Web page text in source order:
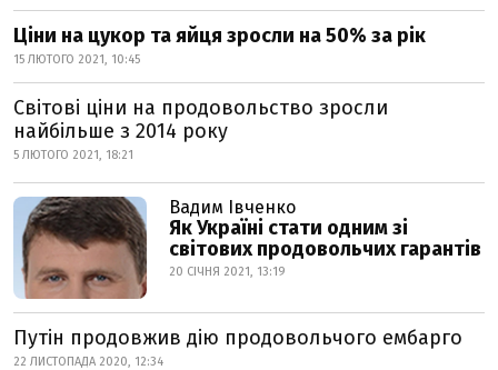
Ціни на цукор та яйця зросли на 50% за рік
15 ЛЮТОГО 2021, 10:45
Світові ціни на продовольство зросли
найбільше з 2014 року
5 ЛЮТОГО 2021, 18:21
Вадим Івченко
Як Україні стати одним зі
світових продовольчих гарантів
20 СІЧНЯ 2021, 13:19
Путін продовжив дію продовольчого ембарго
22 ЛИСТОПАДА 2020, 12:34